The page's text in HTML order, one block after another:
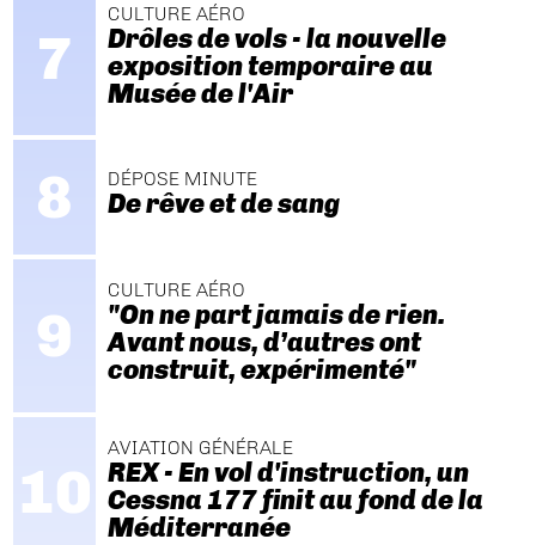
CULTURE AÉRO
Drôles de vols - la nouvelle
exposition temporaire au
Musée de l'Air
DÉPOSE MINUTE
De rêve et de sang
CULTURE AÉRO
"On ne part jamais de rien.
Avant nous, d’autres ont
construit, expérimenté"
AVIATION GÉNÉRALE
REX - En vol d'instruction, un
Cessna 177 finit au fond de la
Méditerranée